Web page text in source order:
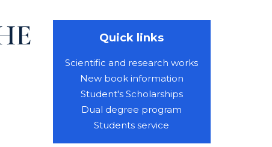
Quick links
Scientific and research works
New book information
Student's Scholarships
Dual degree program
Students service